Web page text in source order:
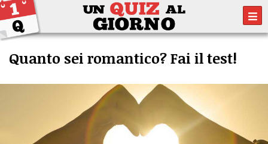
Quanto sei romantico? Fai il test!